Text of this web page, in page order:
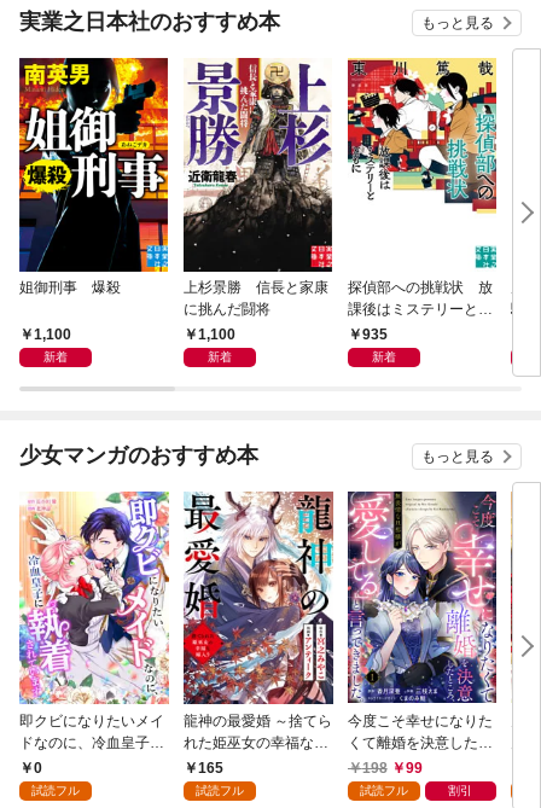
実業之日本社のおすすめ本 もっと見る
姐御刑事 爆殺
1,100
新着
上杉景勝 信長と家康
に挑んだ闘将
1,100
新着
探偵部への挑戦状 放
課後はミステリーとと
もに 新装版
935
新着
騒動
少女マンガのおすすめ本 もっと見る
即クビになりたいメイ
ドなのに、冷血皇子に
執着されています第1
話
0
試読フル
龍神の最愛婚 ～捨てら
れた姫巫女の幸福な嫁
入り～: 1
165
試読フル
今度こそ幸せになりた
くて離婚を決意したと
ころ、無表情な旦那様
が「愛してる」と言っ
198 99
試読フル 割引